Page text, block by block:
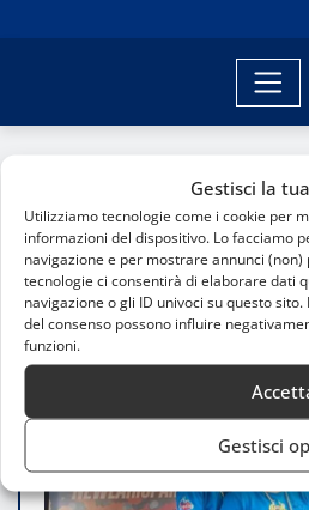
Gestisci la
Utilizziamo tecnologie come i cookie per
informazioni del dispositivo. Lo facciamo
navigazione e per mostrare annunci
tecnologie ci consentirà di elaborare dati
navigazione o gli ID univoci su questo
del consenso possono influire
funzioni.
Gestisci
Rhythmic’s Team brilla al
Silver a Capiago Intimiano